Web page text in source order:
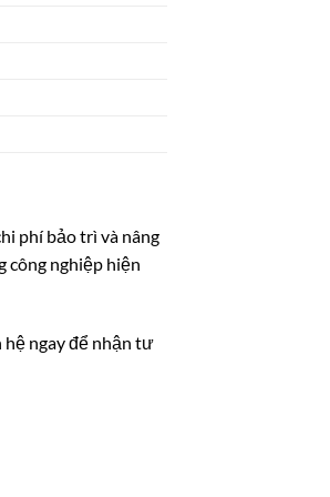
phí bảo trì và nâng
công nghiệp hiện
hệ ngay để nhận tư